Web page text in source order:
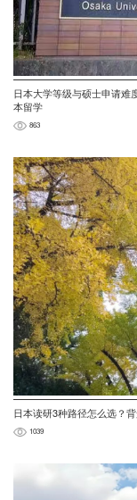
日本大学等级与硕士申请难
本留学
863
日本读研3种路径怎么选？
1039